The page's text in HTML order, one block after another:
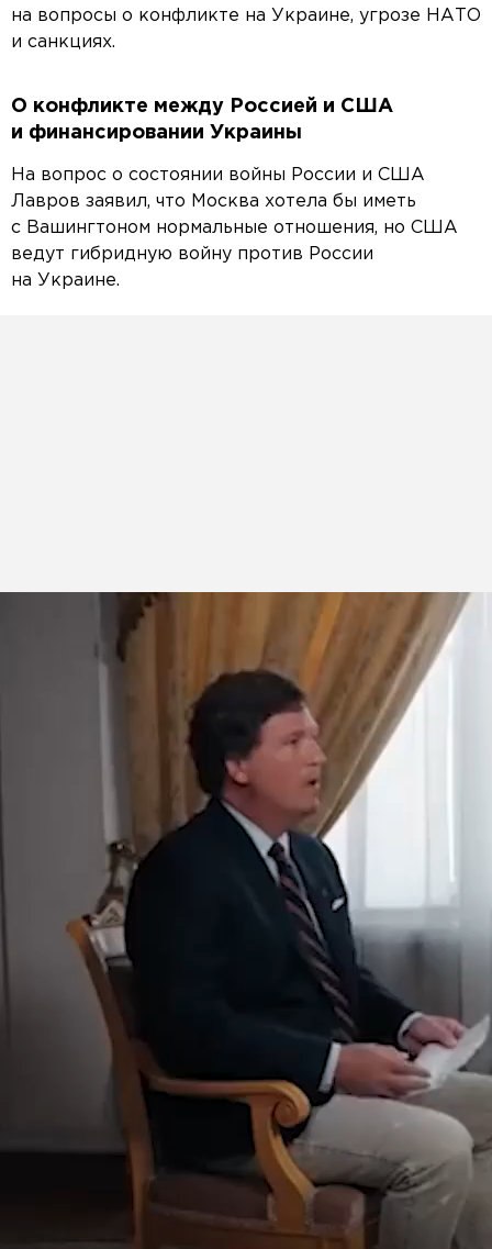
на вопросы о конфликте на Украине, угрозе НАТО
и санкциях.
О конфликте между Россией и США
и финансировании Украины
На вопрос о состоянии войны России и США
Лавров заявил, что Москва хотела бы иметь
с Вашингтоном нормальные отношения, но США
ведут гибридную войну против России
на Украине.